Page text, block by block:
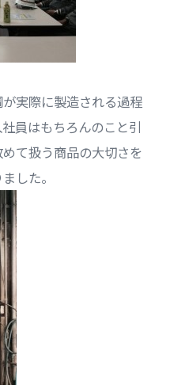
実際に製造される過程
員はもちろんのこと引
て扱う商品の大切さを
した。